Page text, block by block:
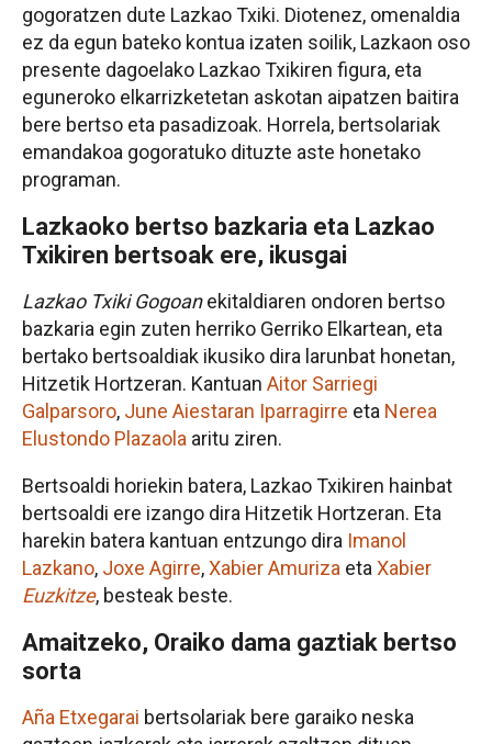
gogoratzen dute Lazkao Txiki. Diotenez, omenaldia
ez da egun bateko kontua izaten soilik, Lazkaon oso
presente dagoelako Lazkao Txikiren figura, eta
eguneroko elkarrizketetan askotan aipatzen baitira
bere bertso eta pasadizoak. Horrela, bertsolariak
emandakoa gogoratuko dituzte aste honetako
programan.
Lazkaoko bertso bazkaria eta Lazkao
Txikiren bertsoak ere, ikusgai
Lazkao Txiki Gogoanekitaldiaren ondoren bertso
bazkaria egin zuten herriko Gerriko Elkartean, eta
bertako bertsoaldiak ikusiko dira larunbat honetan,
Hitzetik Hortzeran. Kantuan Aitor Sarriegi
Galparsoro, June Aiestaran Iparragirre eta Nerea
Elustondo Plazaola aritu ziren.
Bertsoaldi horiekin batera, Lazkao Txikiren hainbat
bertsoaldi ere izango dira Hitzetik Hortzeran. Eta
harekin batera kantuan entzungo dira Imanol
Lazkano, Joxe Agirre,Xabier Amuriza eta Xabier
Euzkitze, besteak beste.
Amaitzeko, Oraiko dama gaztiak bertso
sorta
Aña Etxegarai bertsolariak bere garaiko neska